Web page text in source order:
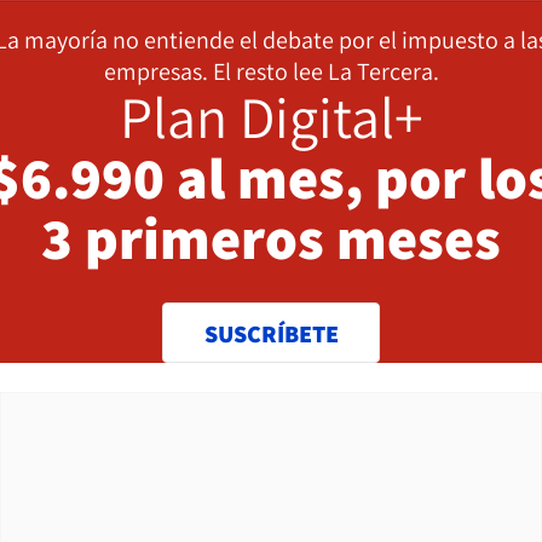
mayoría no entiende el debate por el impuesto a
empresas. El resto lee La Tercera.
Plan Digital+
al mes, por
3 primeros meses
SUSCRÍBETE